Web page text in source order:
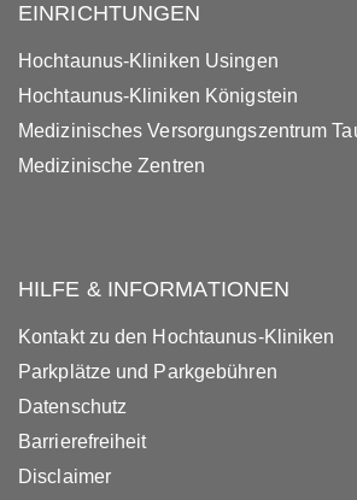
EINRICHTUNGEN
Hochtaunus-Kliniken Usingen
Hochtaunus-Kliniken Königstein
Medizinisches Versorgungszentrum
Medizinische Zentren
HILFE & INFORMATIONEN
Kontakt zu den Hochtaunus-Kliniken
Parkplätze und Parkgebühren
Datenschutz
Barrierefreiheit
Disclaimer